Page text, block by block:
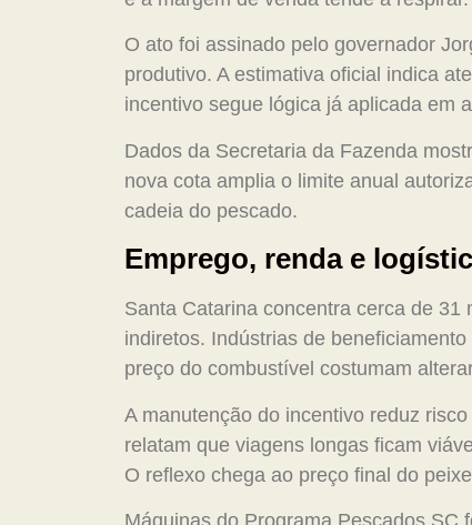
O ato foi assinado pelo governador
produtivo. A estimativa oficial indica
incentivo segue lógica já aplicada em
Dados da Secretaria da Fazenda
nova cota amplia o limite anual
cadeia do pescado.
Emprego, renda e
Santa Catarina concentra cerca de
indiretos. Indústrias de
preço do combustível costumam
A manutenção do incentivo reduz
relatam que viagens longas ficam
O reflexo chega ao preço final do
Máquinas do Programa Pescados SC